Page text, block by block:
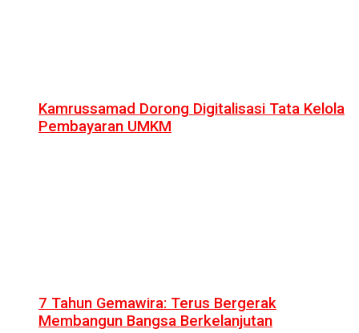
Kamrussamad Dorong Digitalisasi Tata Kelola
Pembayaran UMKM
7 Tahun Gemawira: Terus Bergerak
Membangun Bangsa Berkelanjutan